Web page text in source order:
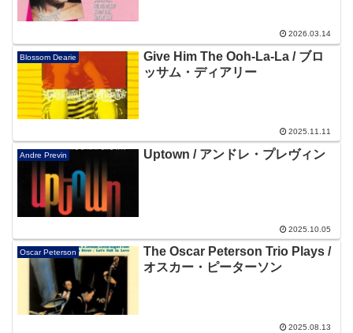
2026.03.14
Blossom Dearie
Give Him The Ooh-La-La / ブロ
ッサム・ディアリー
2025.11.11
Andre Previn Uptown / アンドレ・プレヴィン
2025.10.05
Oscar Peterson
The Oscar Peterson Trio Plays /
オスカー・ピーターソン
2025.08.13